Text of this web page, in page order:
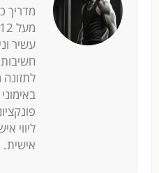
מדריך
עשיר
חשיבות
ליווי
אישית.